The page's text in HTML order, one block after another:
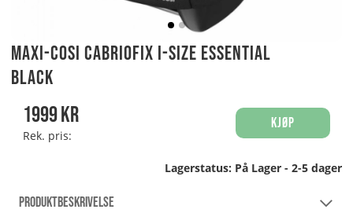
Maxi-Cosi Cabriofix i-Size Essential
Black
1999kr
Rek. pris:
Kjøp
Lagerstatus: På Lager - 2-5 dager
PRODUKTBESKRIVELSE